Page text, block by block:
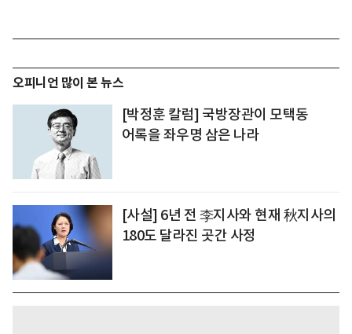
오피니언 많이 본 뉴스
[박정훈 칼럼] 국방장관이 모택동
어록을 좌우명 삼은 나라
[사설] 6년 전 李지사와 현재 秋지사의
180도 달라진 곳간 사정